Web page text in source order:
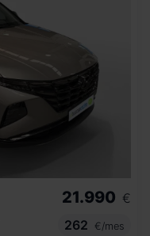
21.990 €
262
€/mes